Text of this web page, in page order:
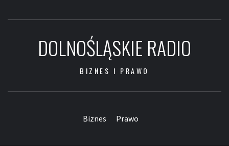
DOLNOŚLĄSKIE RADIO
BIZNES I PRAWO
Biznes Prawo